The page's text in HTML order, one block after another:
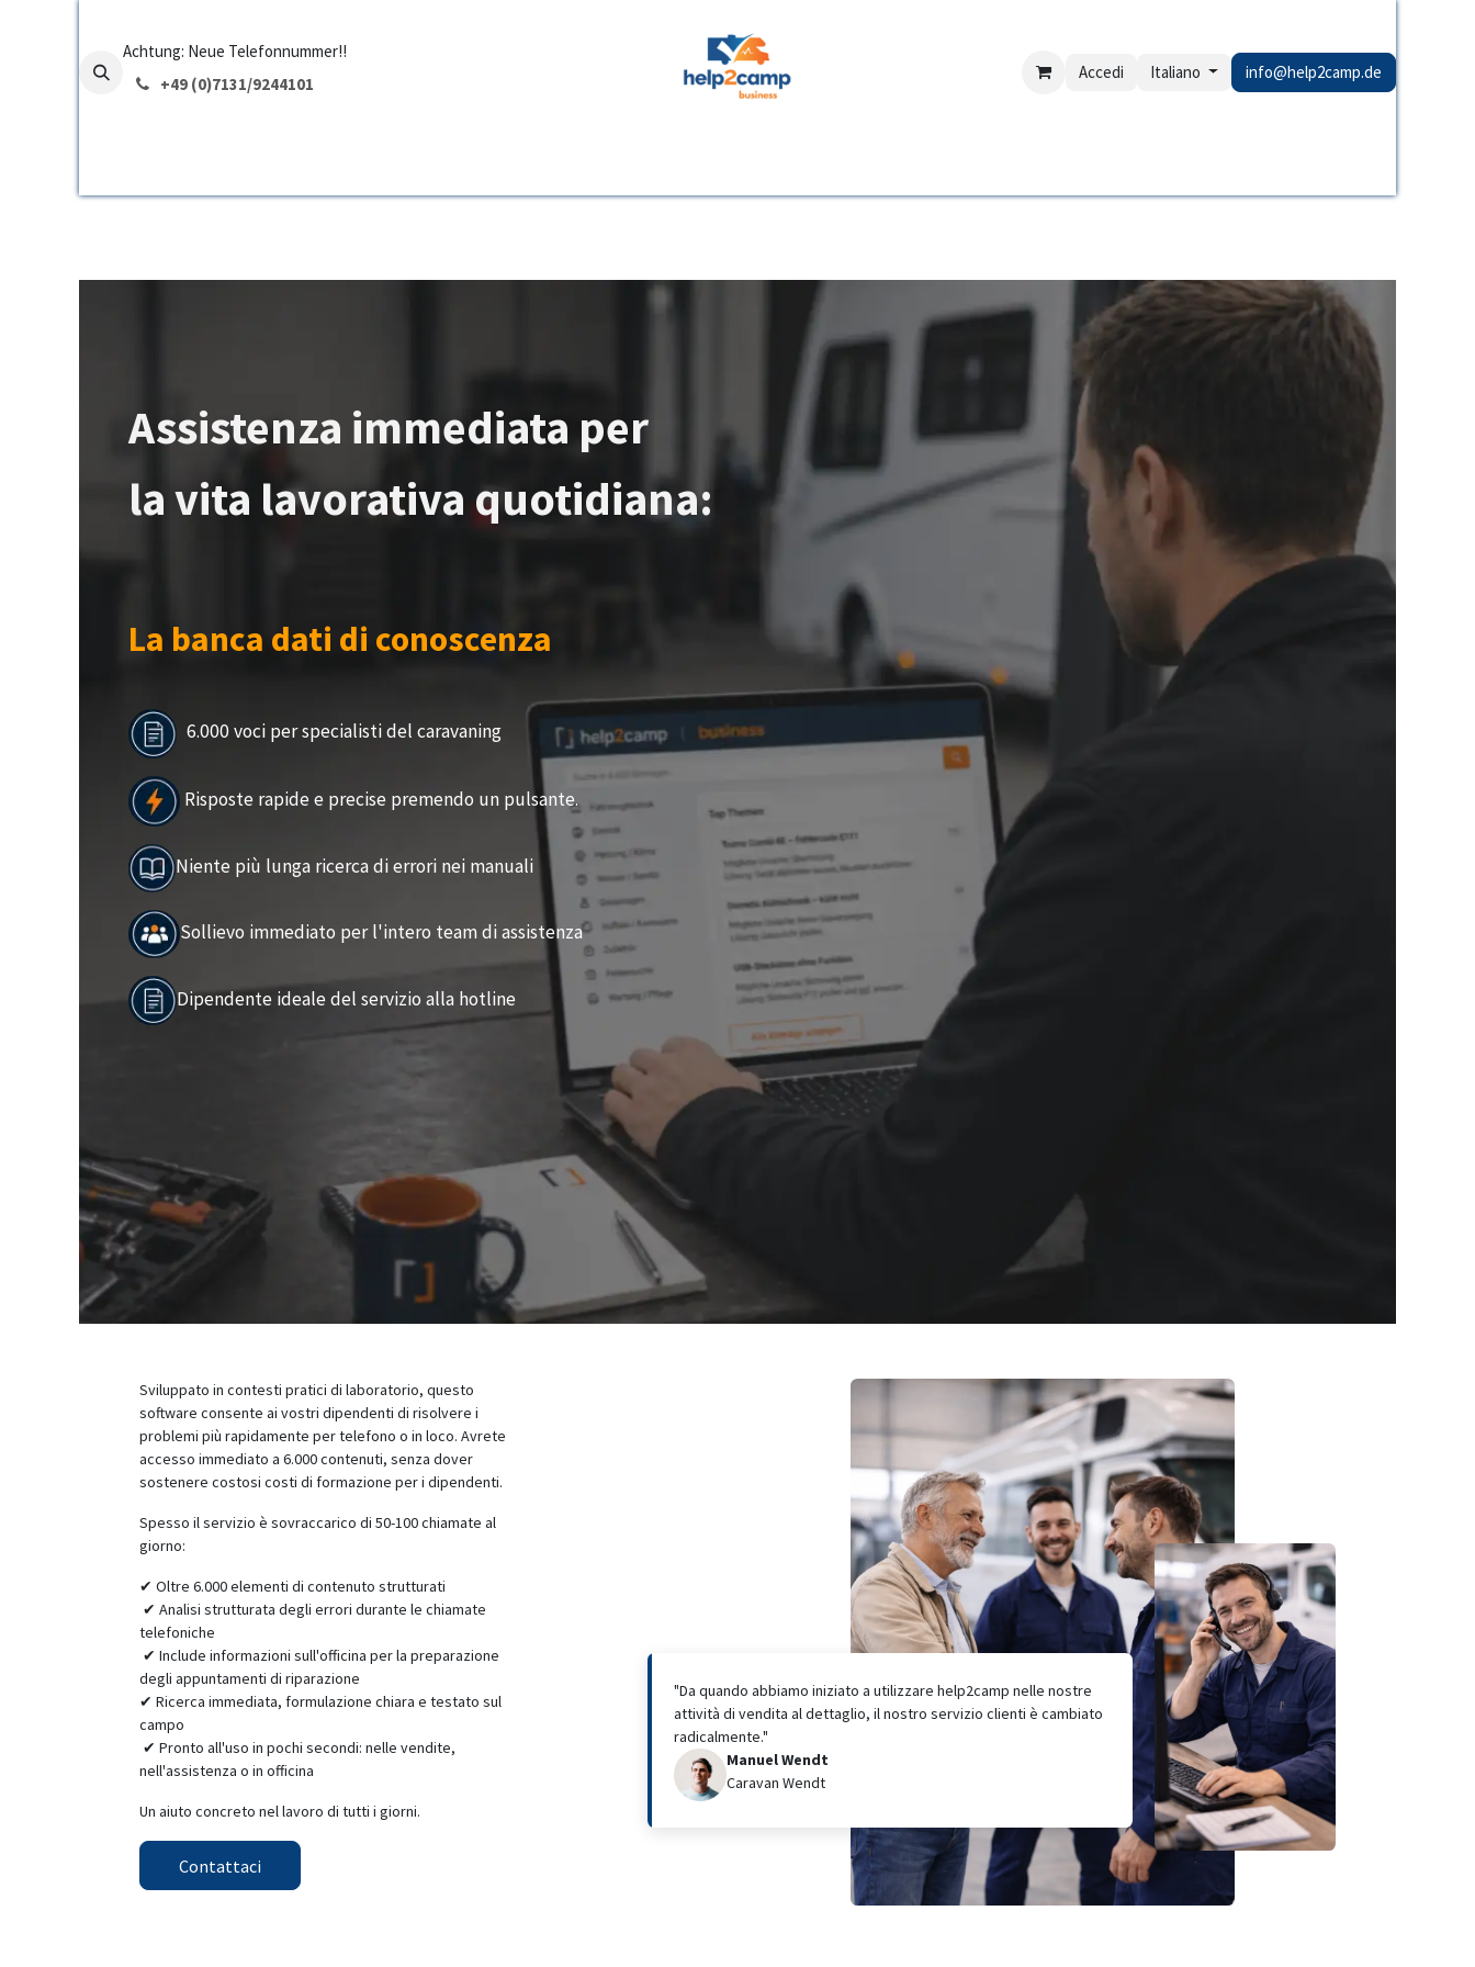
Achtung: Neue Telefonnummer!!
+49 (0)7131/9244101
Accedi Italiano info@help2camp.de
Assistenza immediata per
la vita lavorativa quotidiana:​
La banca dati di conoscenza
6.000 voci per specialisti del caravaning
Risposte rapide e precise premendo un pulsante.
Niente più lunga ricerca di errori nei manuali
Sollievo immediato per l'intero team di assistenza
Dipendente ideale del servizio alla hotline
Sviluppato in contesti pratici di laboratorio, questo
software consente ai vostri dipendenti di risolvere i
problemi più rapidamente per telefono o in loco. Avrete
accesso immediato a 6.000 contenuti, senza dover
sostenere costosi costi di formazione per i dipendenti.
Spesso il servizio è sovraccarico di 50-100 chiamate al
giorno:
✔ Oltre 6.000 elementi di contenuto strutturati
✔ Analisi strutturata degli errori durante le chiamate
telefoniche
✔ Include informazioni sull'officina per la preparazione
degli appuntamenti di riparazione
✔ Ricerca immediata, formulazione chiara e testato sul
campo
✔ Pronto all'uso in pochi secondi: nelle vendite,
nell'assistenza o in officina​
Un aiuto concreto nel lavoro di tutti i giorni.
Contattaci
"Da quando abbiamo iniziato a utilizzare help2camp nelle nostre
attività di vendita al dettaglio, il nostro servizio clienti è cambiato
radicalmente."​
Manuel Wendt
Caravan Wendt